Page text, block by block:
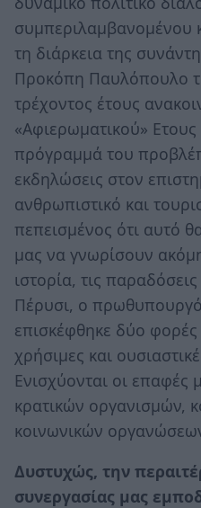
συμπεριλαμβανομένου
τη διάρκεια της
Προκόπη Παυλόπουλο
τρέχοντος έτους
«Αφιερωματικού»
πρόγραμμά του
εκδηλώσεις στον
ανθρωπιστικό και
πεπεισμένος ότι αυτό
μας να γνωρίσουν
ιστορία, τις
Πέρυσι, ο
επισκέφθηκε δύο
χρήσιμες και
Ενισχύονται οι επαφές
κρατικών οργανισμών,
κοινωνικών
Δυστυχώς, την
συνεργασίας μας